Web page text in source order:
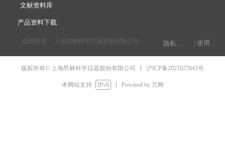
English
版权所有： 上海昂林科学仪器股份有限公司
产品资料下载
文献资料库
隐私权声明 | 使用条款
版权所有© 上海昂林科学仪器股份有限公司 沪ICP备2021027643号
本网站支持 IPv6 Powered by 万网